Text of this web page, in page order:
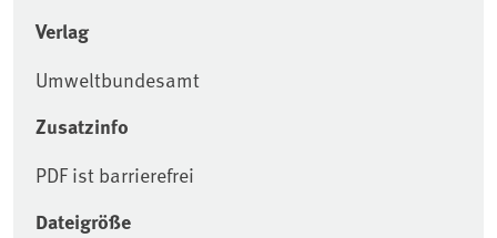
Verlag
Umweltbundesamt
Zusatzinfo
PDF ist barrierefrei
Dateigröße